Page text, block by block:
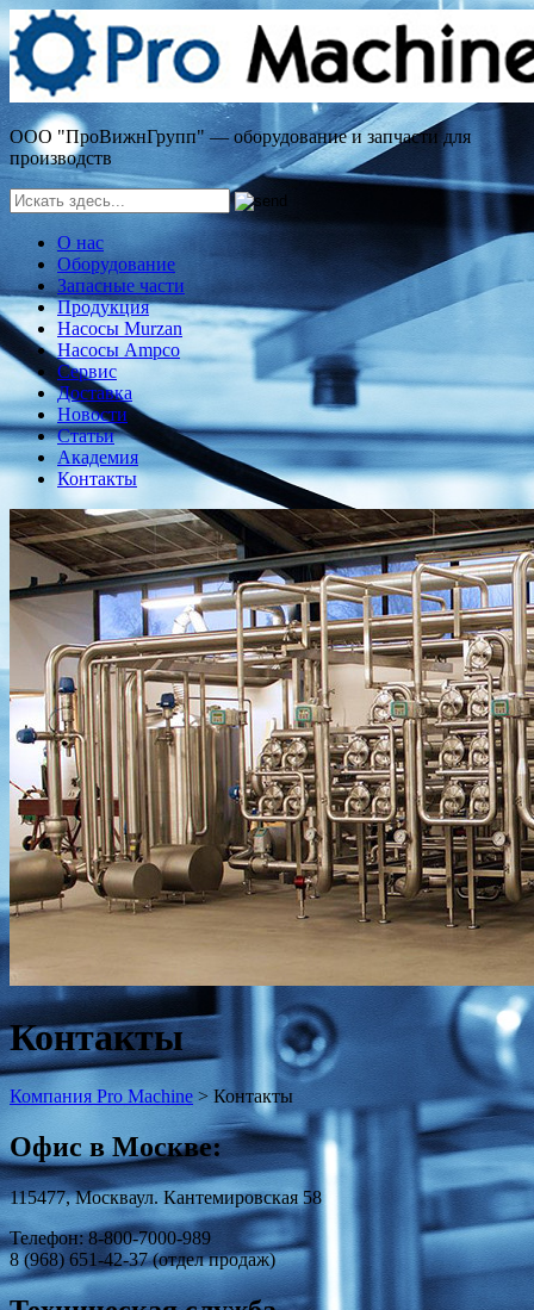
ООО "ПроВижнГрупп" — оборудование и запчасти для
производств
О нас
Оборудование
Запасные части
Продукция
Насосы Murzan
Насосы Ampco
Сервис
Доставка
Новости
Статьи
Академия
Контакты
Контакты
Компания Pro Мachine > Контакты
Офис в Москве:
115477, Москваул. Кантемировская 58
Телефон: 8-800-7000-989
8 (968) 651-42-37 (отдел продаж)